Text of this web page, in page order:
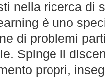
nella ricerca di
è uno
di problemi
Spinge il
propri,